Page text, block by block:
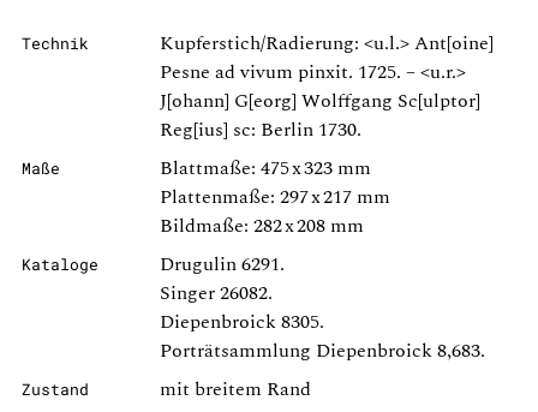
Technik
Kupferstich/Radierung: <u.l.> Ant[oine]
Pesne ad vivum pinxit. 1725. – <u.r.>
J[ohann] G[eorg] Wolffgang Sc[ulptor]
Reg[ius] sc: Berlin 1730.
Maße
Blattmaße: 475 x 323 mm
Plattenmaße: 297 x 217 mm
Bildmaße: 282 x 208 mm
Kataloge
Drugulin 6291.
Singer 26082.
Diepenbroick 8305.
Porträtsammlung Diepenbroick 8,683.
Zustand mit breitem Rand